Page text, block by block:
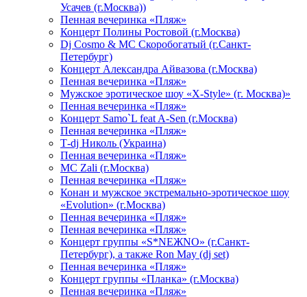
Усачев (г.Москва))
Пенная вечеринка «Пляж»
Концерт Полины Ростовой (г.Москва)
Dj Cosmo & МС Скоробогатый (г.Санкт-
Петербург)
Концерт Александра Айвазова (г.Москва)
Пенная вечеринка «Пляж»
Мужское эротическое шоу «X-Style» (г. Москва)»
Пенная вечеринка «Пляж»
Концерт Samo`L feat A-Sen (г.Москва)
Пенная вечеринка «Пляж»
Т-dj Николь (Украина)
Пенная вечеринка «Пляж»
МС Zali (г.Москва)
Пенная вечеринка «Пляж»
Конан и мужское экстремально-эротическое шоу
«Evolution» (г.Москва)
Пенная вечеринка «Пляж»
Пенная вечеринка «Пляж»
Концерт группы «S*NEЖNO» (г.Санкт-
Петербург), а также Ron May (dj set)
Пенная вечеринка «Пляж»
Концерт группы «Планка» (г.Москва)
Пенная вечеринка «Пляж»